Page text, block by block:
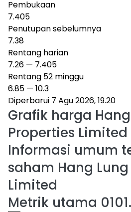
Pembukaan
7.405
Penutupan sebelumnya
7.38
Rentang harian
7.26 — 7.405
Rentang 52 minggu
6.85 — 10.3
Diperbarui 7 Agu 2026, 19.20
Grafik harga
Properties Limited
Informasi umum
saham Hang
Limited
Metrik utama